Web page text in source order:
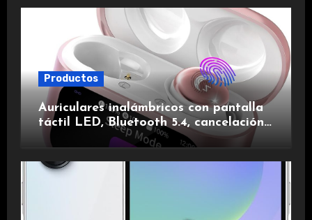
Productos
Auriculares inalámbricos con pantalla
táctil LED, Bluetooth 5.4, cancelación
de ruido, impermeables y de larga